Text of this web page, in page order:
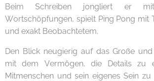
Beim Schreiben jongliert er mit
Wortschöpfungen, spielt Ping Pong mit
und exakt Beobachtetem.
Den Blick neugierig auf das Große
mit dem Vermögen, die Details zu
Mitmenschen und sein eigenes Sein